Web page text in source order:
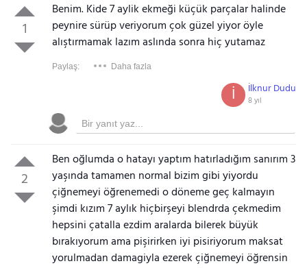
1
Benim. Kide 7 aylik ekmeği küçük parçalar halinde
peynire sürüp veriyorum çok güzel yiyor öyle
alıştırmamak lazım aslında sonra hiç yutamaz
Paylaş: Daha fazla
İlknur Dudu
8 yıl
İ
2
Ben oğlumda o hatayı yaptım hatırladığım sanırım 3
yaşında tamamen normal bizim gibi yiyordu
çiğnemeyi öğrenemedi o döneme geç kalmayın
şimdi kızım 7 aylık hiçbirşeyi blendrda çekmedim
hepsini çatalla ezdim aralarda bilerek büyük
bırakıyorum ama pişirirken iyi pisiriyorum maksat
yorulmadan damagiyla ezerek çiğnemeyi öğrensin